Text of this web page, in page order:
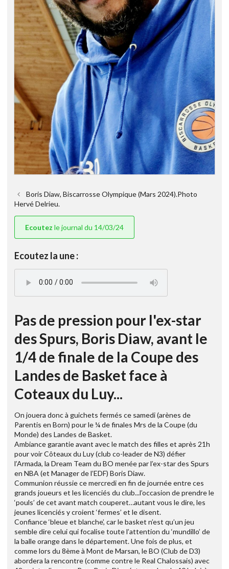
Boris Diaw, Biscarrosse Olympique (Mars 2024).Photo
Hervé Delrieu.
Ecoutez le journal du 14/03/24
Ecoutez la une :
Pas de pression pour l'ex-star
des Spurs, Boris Diaw, avant le
1/4 de finale de la Coupe des
Landes de Basket face à
Coteaux du Luy...
On jouera donc à guichets fermés ce samedi (arènes de
Parentis en Born) pour le ¼ de finales Mrs de la Coupe (du
Monde) des Landes de Basket.
Ambiance garantie avant avec le match des filles et après 21h
pour voir Côteaux du Luy (club co-leader de N3) défier
l’Armada, la Dream Team du BO menée par l’ex-star des Spurs
en NBA (et Manager de l’EDF) Boris Diaw.
Communion réussie ce mercredi en fin de journée entre ces
grands joueurs et les licenciés du club...l’occasion de prendre le
‘pouls’ de cet avant match couperet…autant vous le dire, les
jeunes licenciés y croient ‘fermes’ et le disent.
Confiance ‘bleue et blanche’, car le basket n’est qu’un jeu
semble dire celui qui focalise toute l’attention du ‘mundillo’ de
la balle orange dans le département. Une fois de plus, et
comme lors du 8ème à Mont de Marsan, le BO (Club de D3)
abordera la rencontre (comme contre le Real Chalossais) avec